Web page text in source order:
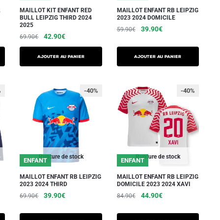
la
page
du
produit
sur
la
page
du
produit
MAILLOT KIT ENFANT RED
BULL LEIPZIG THIRD 2024
2025
69.90€
Le
prix
initial
était :
42.90€Le
prix
actuel
est :
AJOUTER AU PANIER
produit
plusieurs
variations.
options
peuvent
choisies
sur
la
page
du
MAILLOT ENFANT RB LEIPZIG
2023 2024 DOMICILE
59.90€
Le
était :
39.90€Le
est :
AJOUTER AU PANIER
Ce
produit
variations.
Les
options
être
choisies
sur
la
page
produit
Rupture de stock
ENFANT
-40%
MAILLOT ENFANT RB LEIPZIG
2023 2024 THIRD
69.90€
Le
39.90€Le
Ce
Rupture de stock
ENFANT
-40%
MAILLOT ENFANT RB LEIPZIG
DOMICILE 2023 2024 XAVI
84.90€
Le
44.90€Le
Ce